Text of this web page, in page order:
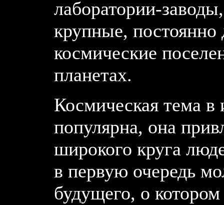
лаборатории-
крупные,
космические
планетах.
Космическая тема в
популярна, она
широкого круга
в первую очередь
будущего, о котором